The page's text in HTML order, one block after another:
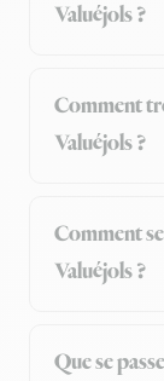
Valuéjols ?
Comment
Valuéjols ?
Comment
Valuéjols ?
Que se